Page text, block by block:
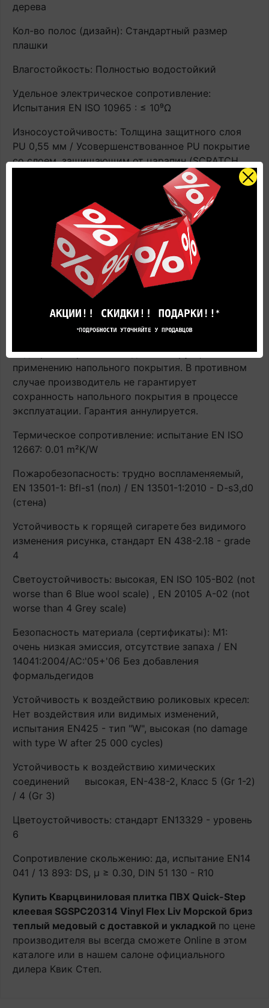
дерева
Кол-во полос (дизайн): Стандартный размер
плашки
Влагостойкость: Полностью водостойкий
Удельное электрическое сопротивление:
Испытания EN ISO 10965 : ≤ 10⁹Ω
Износоустойчивость: Толщина защитного слоя
PU 0,55 мм / Усовершенствованное PU покрытие
со слоем, защищающим от царапин (SCRATCH
GUARD) и пятен (STAIN GUARD) / EN 13329 - Annex
Антистатичность: Стандарт EN 1815: <2 kV
Применение с теплым полом: Подходит для всех
стандартных встраиваемых систем отопления
(горячая вода/электричество). Имеют
ограниченную совместимость с нагревательными
пленками и иными аналогичными системами,
располагающимися поверх чернового пола.
Контактная температура ≤ 27°C. ВАЖНО! При
подогрева строго соблюдать инструкцию по
применению напольного покрытия. В противном
случае производитель не гарантирует
сохранность напольного покрытия в процессе
эксплуатации. Гарантия аннулируется.
Термическое сопротивление: испытание EN ISO
12667: 0.01 m²K/W
Пожаробезопасность: трудно воспламеняемый,
EN 13501-1: Bfl-s1 (пол) / EN 13501-1:2010 - D-s3,d0
(стена)
Устойчивость к горящей сигарете без видимого
изменения рисунка, стандарт EN 438-2.18 - grade
4
Светоустойчивость: высокая, EN ISO 105-B02 (not
worse than 6 Blue wool scale) , EN 20105 A-02 (not
worse than 4 Grey scale)
Безопасность материала (сертификаты): М1:
очень низкая эмиссия, отсутствие запаха / EN
14041:2004/AC:'05+'06 Без добавления
формальдегидов
Устойчивость к воздействию роликовых кресел:
Нет воздействия или видимых изменений,
испытания EN425 - тип "W", высокая (no damage
with type W after 25 000 cycles)
Устойчивость к воздействию химических
соединений
высокая, EN-438-2, Класс 5 (Gr 1-2)
/ 4 (Gr 3)
Цветоустойчивость: стандарт EN13329 - уровень
6
Сопротивление скольжению: да, испытание EN14
041 / 13 893: DS, μ ≥ 0.30, DIN 51 130 - R10
Купить Кварцвиниловая плитка ПВХ Quick-Step
клеевая SGSPC20314 Vinyl Flex Liv Морской бриз
теплый медовый с доставкой и укладкой по цене
производителя вы всегда сможете Online в этом
каталоге или в нашем салоне официального
дилера Квик Степ.